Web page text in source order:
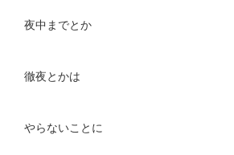
夜中までとか
徹夜とかは
やらないことに